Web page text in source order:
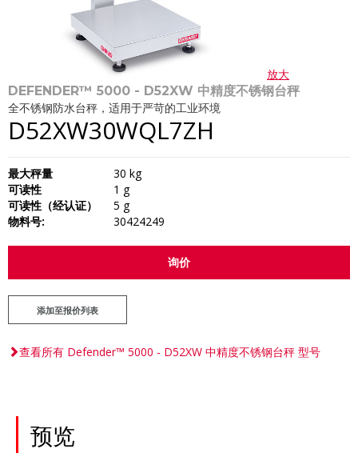
放大
DEFENDER™ 5000 - D52XW 中精度不锈钢台秤
全不锈钢防水台秤，适用于严苛的工业环境
D52XW30WQL7ZH
最大秤量
30 kg
可读性
1 g
可读性（经认证）
5 g
物料号:
30424249
询价
添加至报价列表
查看所有 Defender™ 5000 - D52XW 中精度不锈钢台秤 型号
预览